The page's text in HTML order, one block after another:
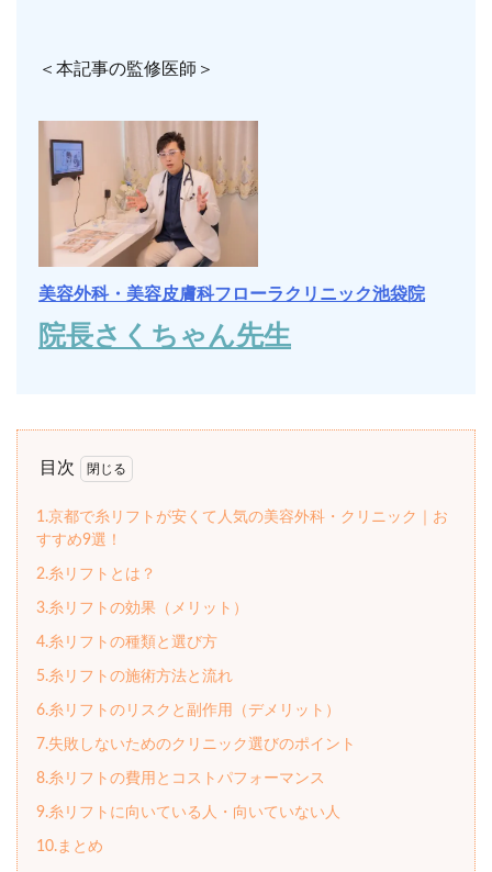
＜本記事の監修医師＞
美容外科・美容皮膚科フローラクリニック池袋院
院長さくちゃん先生
目次
1.京都で糸リフトが安くて人気の美容外科・クリニック｜お
すすめ9選！
2.糸リフトとは？
3.糸リフトの効果（メリット）
4.糸リフトの種類と選び方
5.糸リフトの施術方法と流れ
6.糸リフトのリスクと副作用（デメリット）
7.失敗しないためのクリニック選びのポイント
8.糸リフトの費用とコストパフォーマンス
9.糸リフトに向いている人・向いていない人
10.まとめ